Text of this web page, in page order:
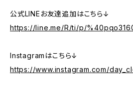
公式LINEお友達追加はこちら↓
https://line.me/R/ti/p/
Instagramはこちら↓
https://www.instagram.com/